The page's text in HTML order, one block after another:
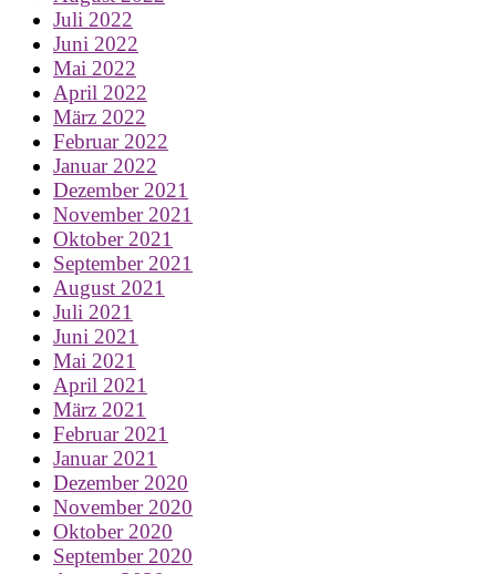
Juli 2022
Juni 2022
Mai 2022
April 2022
März 2022
Februar 2022
Januar 2022
Dezember 2021
November 2021
Oktober 2021
September 2021
August 2021
Juli 2021
Juni 2021
Mai 2021
April 2021
März 2021
Februar 2021
Januar 2021
Dezember 2020
November 2020
Oktober 2020
September 2020